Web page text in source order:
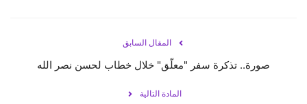
المقال السابق
صورة.. تذكرة سفر "معلّق" خلال خطاب لحسن نصر الله
المادة التالية